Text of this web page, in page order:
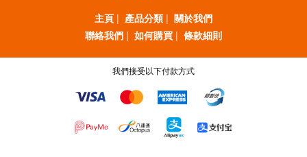
主頁 | 產品分類 | 關於我們
聯絡我們 | 如何購買 | 條款細則
我們接受以下付款方式